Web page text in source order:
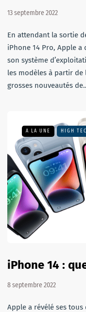
13 septembre 2022
En attendant la sortie
iPhone 14 Pro, Apple
son système
les modèles à partir de
grosses nouveautés
A LA UNE HIGH
iPhone 14 :
8 septembre 2022
Apple a révélé ses